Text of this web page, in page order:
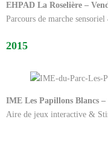
EHPAD La Roselière –
Parcours de marche
2015
IME Les Papillons Blancs
Aire de jeux interactive &